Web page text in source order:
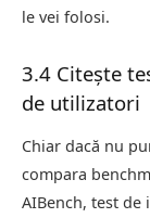
le vei folosi.
3.4 Citește
de utilizatori
Chiar dacă nu
compara
AIBench, test de